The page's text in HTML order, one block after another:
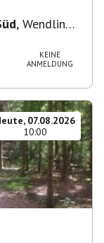
, Wendling
KEINE
ANMELDUNG
07.08.2026
10:00